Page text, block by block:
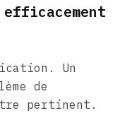
Un
de
pertinent.